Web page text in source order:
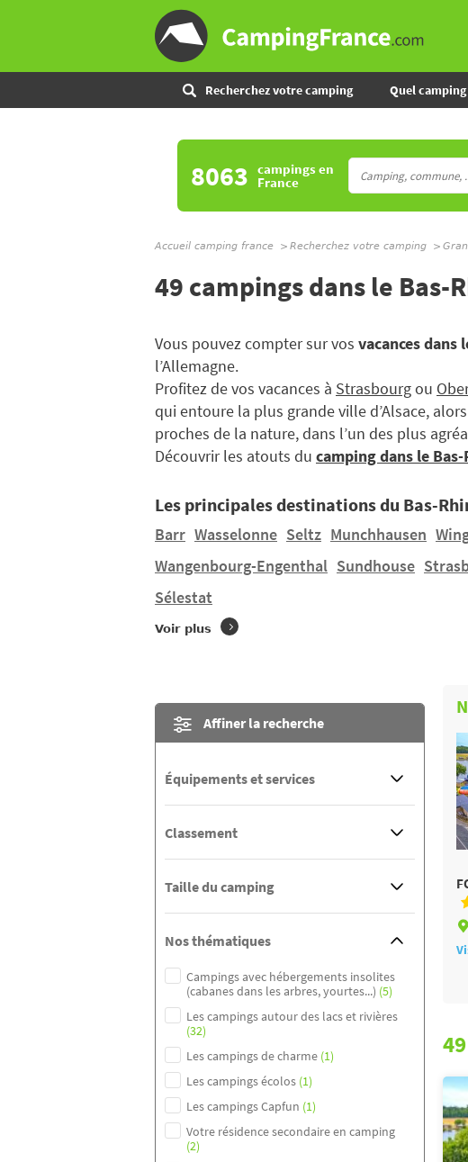
Recherchez votre camping Quel
8063 campingsen
France
Accueil camping france Recherchez votre camping
49 campings dans le Bas-
Vous pouvez compter sur vos vacances dans
l’Allemagne.
Profitez de vos vacances à Strasbourgou
qui entoure la plus grande ville d’Alsace,
proches de la nature, dans l’un des plus
Découvrir les atouts du camping dans le
Les principales destinations du Bas-
Barr Wasselonne Seltz Munchhausen
Wangenbourg-Engenthal Sundhouse
Sélestat
Voir plus
Affiner la recherche
Équipements et services
Classement
Taille du camping
Nos thématiques
Campings avec hébergements insolites
(cabanes dans les arbres, yourtes...) (5)
Les campings autour des lacs et rivières
(32)
Les campings de charme (1)
Les campings écolos (1)
Les campings Capfun (1)
Votre résidence secondaire en camping
(2)